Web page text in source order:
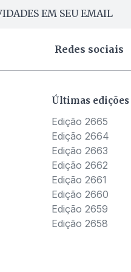
EM SEU EMAIL
Redes sociais
Últimas edições
Edição 2665
Edição 2664
Edição 2663
Edição 2662
Edição 2661
Edição 2660
Edição 2659
Edição 2658